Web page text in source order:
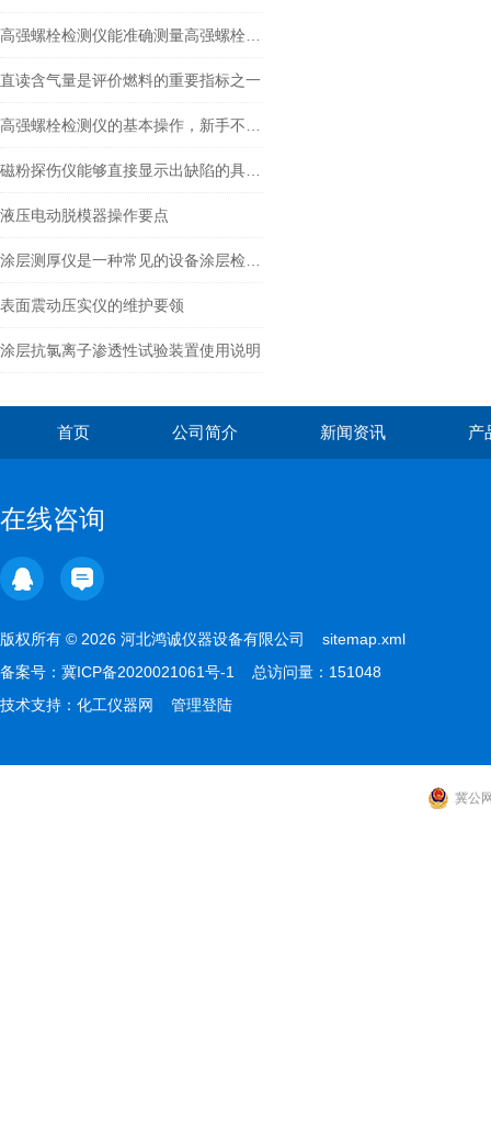
直读含气量是评价燃料的重要指标之一
液压电动脱模器操作要点
表面震动压实仪的维护要领
涂层抗氯离子渗透性试验装置使用说明
首页 公司简介 新闻资讯 产
在线咨询
版权所有 © 2026 河北鸿诚仪器设备有限公司 sitemap.xml
备案号： 冀ICP备2020021061号-1
总访问量：151048
技术支持： 化工仪器网 管理登陆
冀公